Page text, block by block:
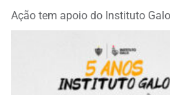
Ação tem apoio do Instituto